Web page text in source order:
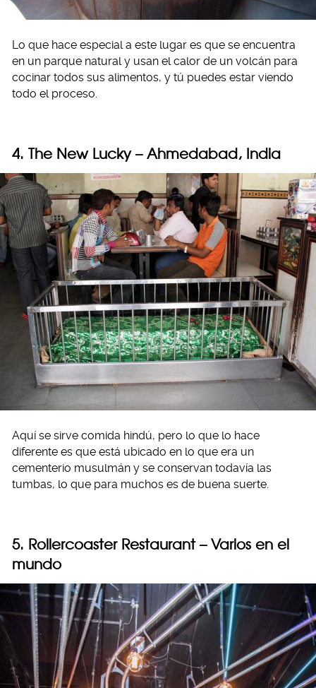
Lo que hace especial a este lugar es que se encuentra
en un parque natural y usan el calor de un volcán para
cocinar todos sus alimentos, y tú puedes estar viendo
todo el proceso.
4. The New Lucky – Ahmedabad, India
Aquí se sirve comida hindú, pero lo que lo hace
diferente es que está ubicado en lo que era un
cementerio musulmán y se conservan todavía las
tumbas, lo que para muchos es de buena suerte.
5. Rollercoaster Restaurant – Varios en el
mundo